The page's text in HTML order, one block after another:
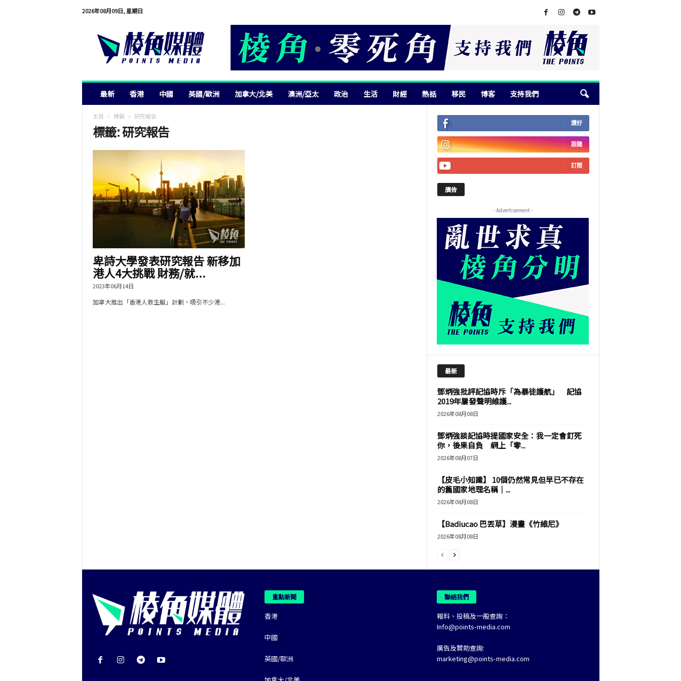
2026年08月09日, 星期日
最新 香港 中國 英國/歐洲 加拿大/北美 澳洲/亞太 政治 生活 財經 熱話 移民 博客 支持我們
主頁 標籤 研究報告
標籤: 研究報告
卑詩大學發表研究報告 新移加
港人4大挑戰 財務/就...
2023年06月14日
加拿大推出「香港人救生艇」計劃，吸引不少港...
讚好
跟隨
訂閱
廣告
- Advertisement -
最新
鄧炳強批評記協時斥「為暴徒護航」 記協
2019年屢發聲明維護...
2026年08月08日
鄧炳強談記協時提國家安全：我一定會釘死
你，後果自負 網上「零...
2026年08月07日
【皮毛小知識】 10個仍然常見但早已不存在
的舊國家地理名稱｜...
2026年08月08日
【Badiucao 巴丟草】漫畫《竹維尼》
2026年08月08日
重點新聞
香港
中國
英國/歐洲
聯絡我們
報料、投稿及一般查詢：
Info@points-media.com
廣告及贊助查詢:
marketing@points-media.com